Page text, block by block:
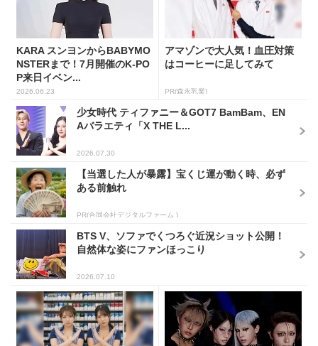
KARA スンヨンからBABYMO
NSTERまで！7月開催のK-PO
P来日イベン...
2026.06.23
アマゾンで大人気！血圧対策
はコーヒーに足してみて
PR(森永乳業)
少女時代 ティファニー＆GOT7 BamBam、EN
Aバラエティ「X THE L...
2026.07.30
【当選した人が暴露】宝くじ運が動く時、必ず
ある前触れ
PR(合同会社デジタルファーム )
BTS V、ソファでくつろぐ近況ショット公開！
自然体な姿にファンほっこり
2026.07.10